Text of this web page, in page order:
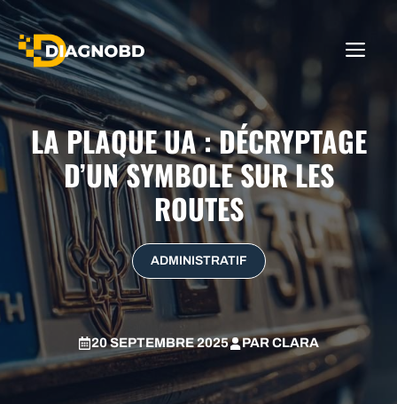
Aller
au
contenu
LA PLAQUE UA : DÉCRYPTAGE
D’UN SYMBOLE SUR LES
ROUTES
ADMINISTRATIF
20 SEPTEMBRE 2025 PARCLARA